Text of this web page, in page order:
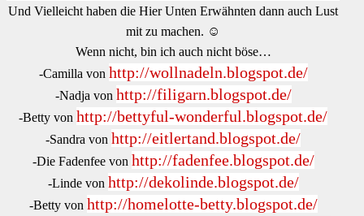
Und Vielleicht haben die Hier Unten Erwähnten dann auch Lust
mit zu machen. ☺
Wenn nicht, bin ich auch nicht böse…
-Camilla von http://wollnadeln.blogspot.de/
-Nadja von http://filigarn.blogspot.de/
-Betty von http://bettyful-wonderful.blogspot.de/
-Sandra von http://eitlertand.blogspot.de/
-Die Fadenfee von http://fadenfee.blogspot.de/
-Linde von http://dekolinde.blogspot.de/
-Betty von http://homelotte-betty.blogspot.de/